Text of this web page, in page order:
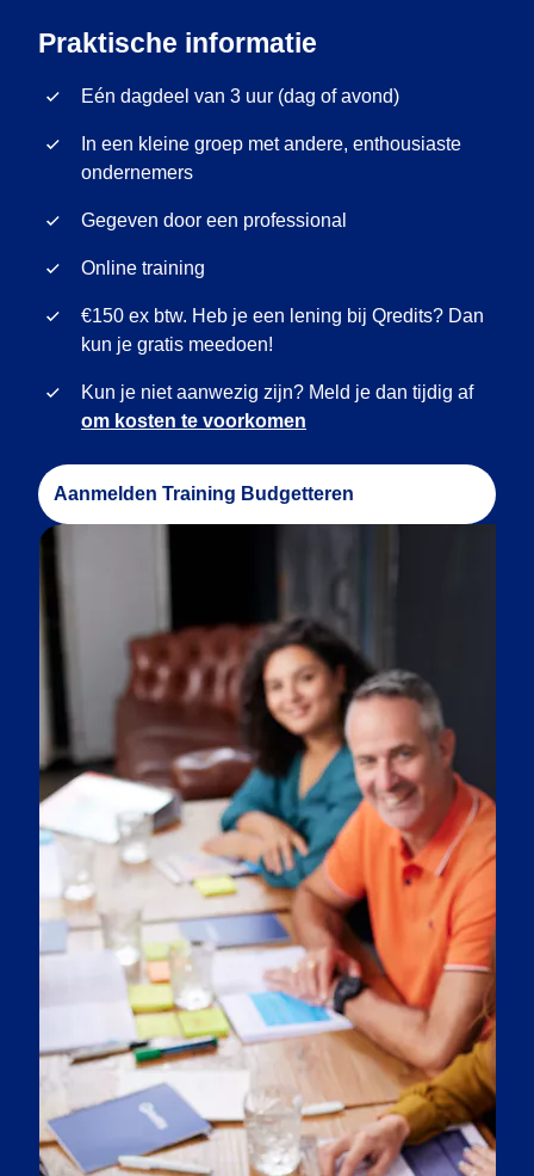
Praktische informatie
Eén dagdeel van 3 uur (dag of avond)
In een kleine groep met andere, enthousiaste
ondernemers
Gegeven door een professional
Online training
€150 ex btw. Heb je een lening bij Qredits? Dan
kun je gratis meedoen!
Kun je niet aanwezig zijn? Meld je dan tijdig af
om kosten te voorkomen
Aanmelden Training Budgetteren